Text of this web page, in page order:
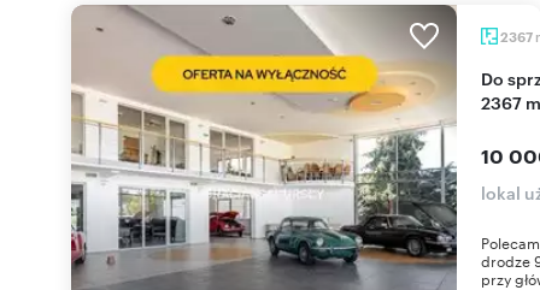
2367
Do sprzedania teren komercyjny z budynkiem
2367
10
lokal
drodze
przy